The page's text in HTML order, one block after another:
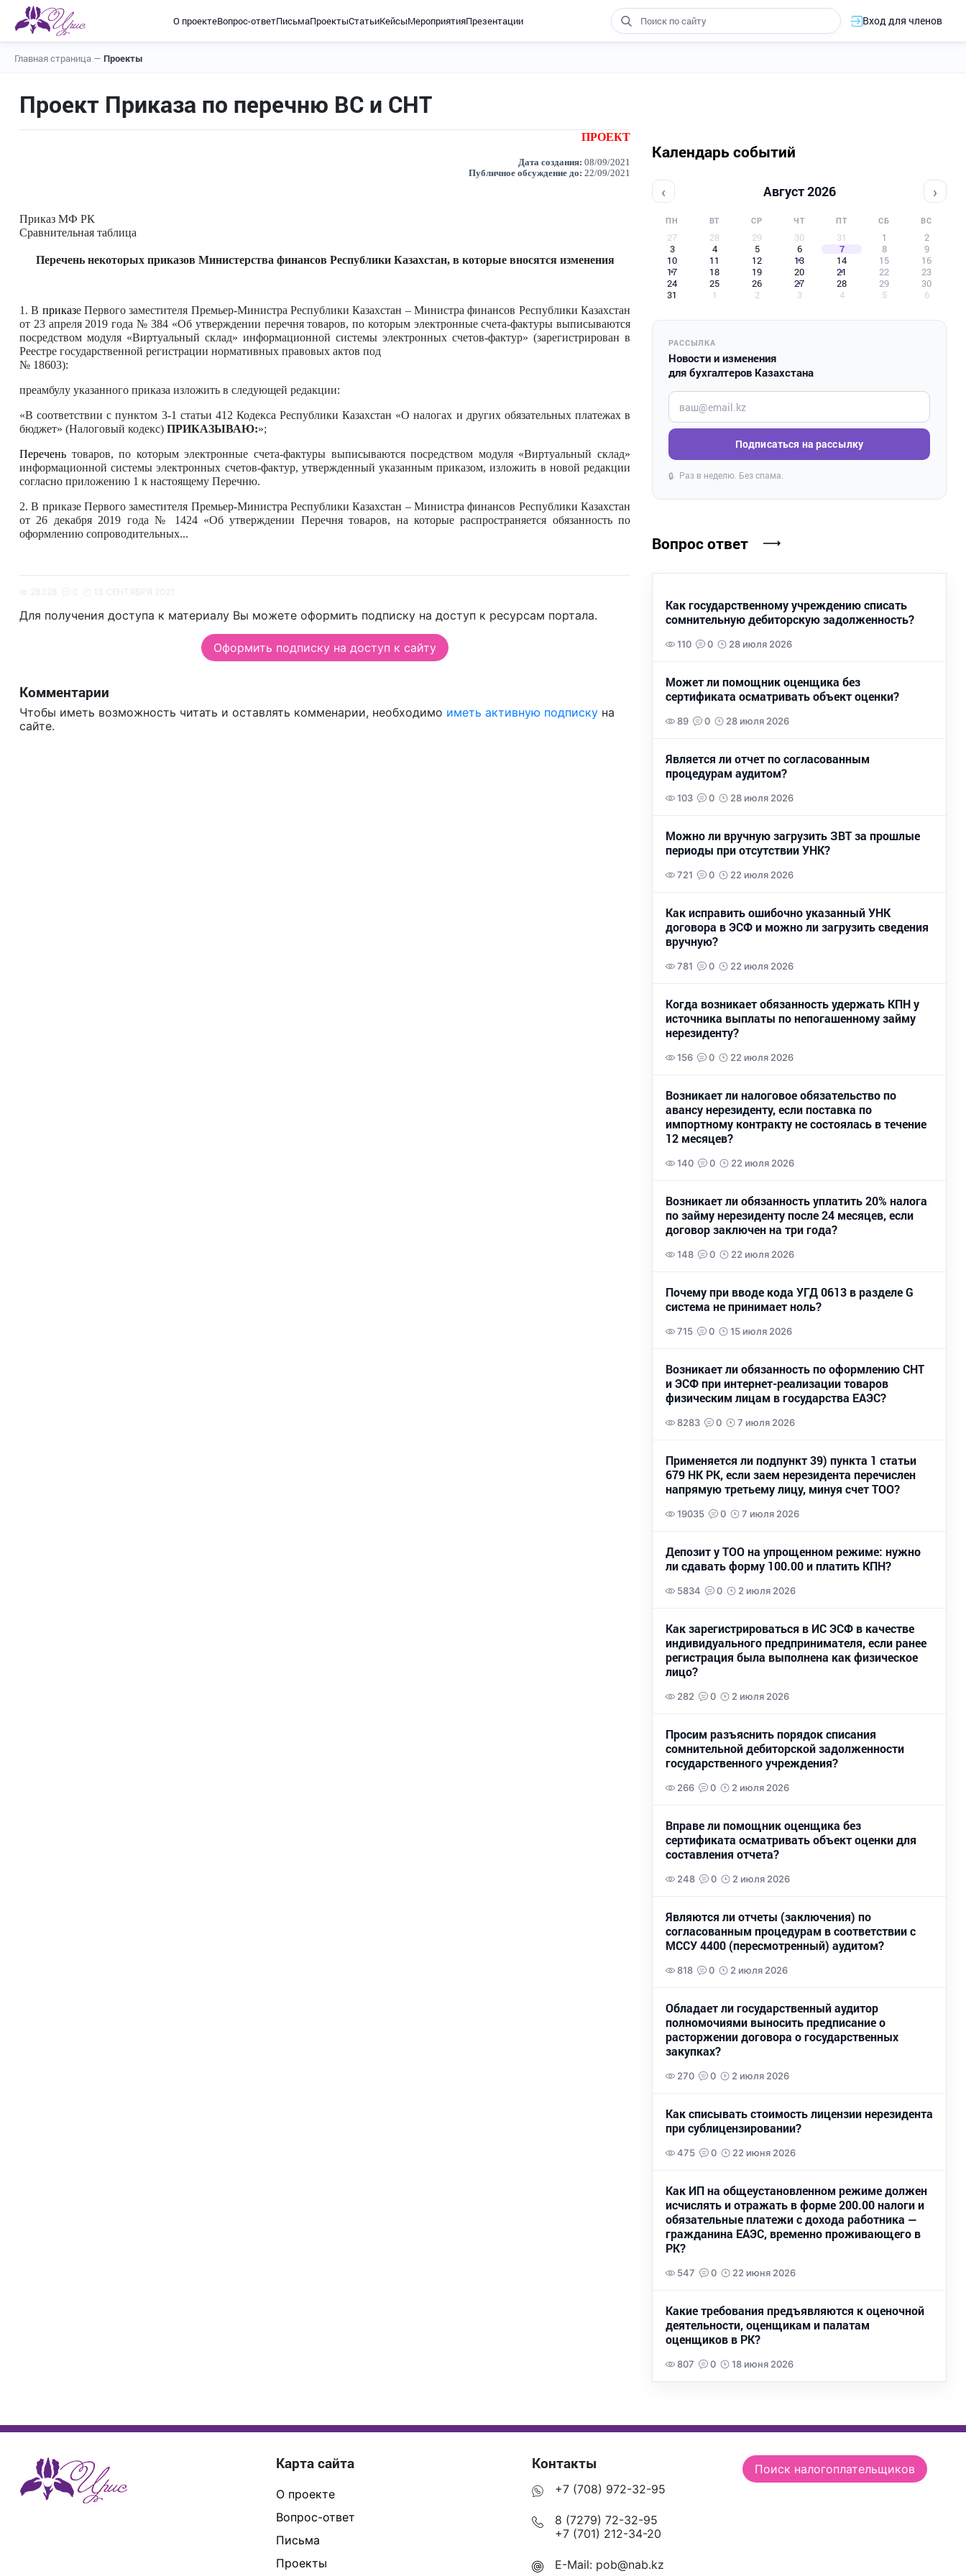
О проектеВопрос-ответПисьмаПроектыСтатьиКейсыМероприятияПрезентации Вход для членов
Главная страница — Проекты
Проект Приказа по перечню ВС и СНТ
ПРОЕКТ
Дата создания: 08/09/2021
Публичное обсуждение до: 22/09/2021
Приказ МФ РК
Сравнительная таблица
Перечень некоторых приказов Министерства финансов Республики Казахстан, в которые вносятся изменения
1. В приказе Первого заместителя Премьер-Министра Республики Казахстан – Министра финансов Республики Казахстан
от 23 апреля 2019 года № 384 «Об утверждении перечня товаров, по которым электронныесчета-фактуры выписываются
посредством модуля «Виртуальный склад» информационной системы электронных счетов-фактур» (зарегистрирован в
Реестре государственной регистрации нормативных правовых актов под
№ 18603):
преамбулу указанного приказа изложить в следующей редакции:
«В соответствии с пунктом 3-1 статьи 412 Кодекса Республики Казахстан «О налогах и других обязательных платежах в
бюджет» (Налоговый кодекс) ПРИКАЗЫВАЮ:»;
Перечень товаров, по которым электронные счета-фактуры выписываются посредством модуля «Виртуальный склад»
информационной системы электронных счетов-фактур, утвержденный указанным приказом, изложить в новой редакции
согласно приложению 1 к настоящему Перечню.
2. В приказе Первого заместителя Премьер-Министра Республики Казахстан – Министра финансов Республики Казахстан
от 26 декабря 2019 года № 1424 «Об утверждении Перечня товаров, на которые распространяется обязанность по
оформлению сопроводительных...
Для получения доступа к материалу Вы можете оформить подписку на доступ к ресурсам портала.
Оформить подписку на доступ к сайту
Комментарии
Чтобы иметь возможность читать и оставлять комменарии, необходимо иметь активную подписку на
сайте.
Календарь событий
‹ Август 2026 ›
ПН ВТ СР ЧТ ПТ СБ ВС
27 28 29 30 31 1
2
3
4 5 6 7 8
9
10
11 12 13 14 15
16
17
18 19 20 21 22
23
24
25 26 27 28 29
30
31
1 2 3 4 5 6
РАССЫЛКА
Новости и изменения
для бухгалтеров Казахстана
Введите ваш e-mail
Подписаться на рассылку
🔒 Раз в неделю. Без спама.
Вопрос ответ
Как государственному учреждению списать
сомнительную дебиторскую задолженность?
110 0 28 июля 2026
Может ли помощник оценщика без
сертификата осматривать объект оценки?
89 0 28 июля 2026
Является ли отчет по согласованным
процедурам аудитом?
103 0 28 июля 2026
Можно ли вручную загрузить ЗВТ за прошлые
периоды при отсутствии УНК?
721 0 22 июля 2026
Как исправить ошибочно указанный УНК
договора в ЭСФ и можно ли загрузить сведения
вручную?
781 0 22 июля 2026
Когда возникает обязанность удержать КПН у
источника выплаты по непогашенному займу
нерезиденту?
156 0 22 июля 2026
Возникает ли налоговое обязательство по
авансу нерезиденту, если поставка по
импортному контракту не состоялась в течение
12 месяцев?
140 0 22 июля 2026
Возникает ли обязанность уплатить 20% налога
по займу нерезиденту после 24 месяцев, если
договор заключен на три года?
148 0 22 июля 2026
Почему при вводе кода УГД 0613 в разделе G
система не принимает ноль?
715 0 15 июля 2026
Возникает ли обязанность по оформлению СНТ
и ЭСФ при интернет-реализации товаров
физическим лицам в государства ЕАЭС?
8283 0 7 июля 2026
Применяется ли подпункт 39) пункта 1 статьи
679 НК РК, если заем нерезидента перечислен
напрямую третьему лицу, минуя счет ТОО?
19035 0 7 июля 2026
Депозит у ТОО на упрощенном режиме: нужно
ли сдавать форму 100.00 и платить КПН?
5834 0 2 июля 2026
Как зарегистрироваться в ИС ЭСФ в качестве
индивидуального предпринимателя, если ранее
регистрация была выполнена как физическое
лицо?
282 0 2 июля 2026
Просим разъяснить порядок списания
сомнительной дебиторской задолженности
государственного учреждения?
266 0 2 июля 2026
Вправе ли помощник оценщика без
сертификата осматривать объект оценки для
составления отчета?
248 0 2 июля 2026
Являются ли отчеты (заключения) по
согласованным процедурам в соответствии с
МССУ 4400 (пересмотренный) аудитом?
818 0 2 июля 2026
Обладает ли государственный аудитор
полномочиями выносить предписание о
расторжении договора о государственных
закупках?
270 0 2 июля 2026
Как списывать стоимость лицензии нерезидента
при сублицензировании?
475 0 22 июня 2026
Как ИП на общеустановленном режиме должен
исчислять и отражать в форме 200.00 налоги и
обязательные платежи с дохода работника —
гражданина ЕАЭС, временно проживающего в
РК?
547 0 22 июня 2026
Какие требования предъявляются к оценочной
деятельности, оценщикам и палатам
оценщиков в РК?
807 0 18 июня 2026
Карта сайта
О проекте
Вопрос-ответ
Письма
Проекты
Контакты
+7 (708) 972-32-95
8 (7279) 72-32-95
+7 (701) 212-34-20
E-Mail: pob@nab.kz
Поиск налогоплательщиков